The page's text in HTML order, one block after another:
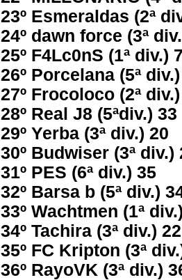
23º Esmeraldas (2ª
24º dawn force (3ª
25º F4Lc0nS (1ª div.)
26º Porcelana (5ª
27º Frocoloco (2ª
28º Real J8 (5ªdiv.) 33
29º Yerba (3ª div.) 20
30º Budwiser (3ª
31º PES (6ª div.) 35
32º Barsa b (5ª div.)
33º Wachtmen (1ª
34º Tachira (3ª div.)
35º FC Kripton (3ª
36º RayoVK (3ª div.)